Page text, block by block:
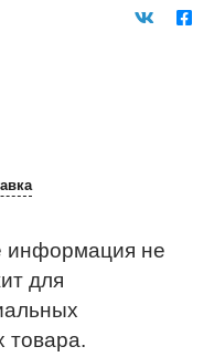
информация не
для
товара.